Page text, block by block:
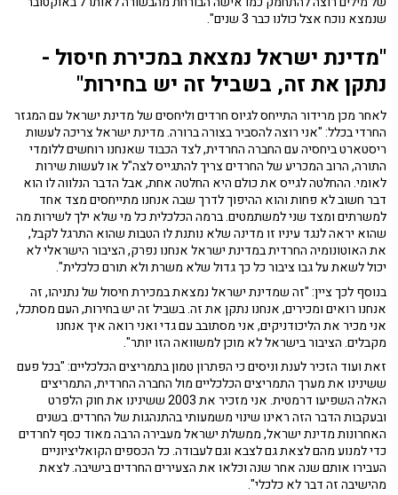
שנמצא נוכח אצל כולנו כבר 3 שנים".
"מדינת ישראל נמצאת במכירת חיסול -
נתקן את זה, בשביל זה יש בחירות"
לאחר מכן מרידור התייחס לגיוס חרדים וליחסים של מדינת ישראל עם המגזר
החרדי בכלל: "אני רוצה להסביר בצורה ברורה. מדינת ישראל צריכה לעשות
ריסטארט ביחסיה עם החברה החרדית, לצד הכבוד שאנחנו רוחשים ללומדי
התורה, הרוב המכריע של החרדים צריך להתגייס לצה"ל או לעשות שירות
לאומי. ההחלטה לגייס את כולם היא החלטה אחת, אבל הדבר הנלווה לו הוא
דבר חשוב לא פחות והוא ההיפוך לדרך שבה אנחנו מתייחסים מצד אחד
למשרתים ומצד שני למשתמטים. ברמה הכלכלית כל מי שלא ילך לשירות מה
שהוא יראה לנגד עיניו זו מדינה שלא נותנת לו הטבות שהוא התרגל לקבל,
את האוטונומיה החרדית במדינת ישראל אנחנו נפרק, הציבור הישראלי לא
יכול לשאת על גבו ציבור כל כך גדול שלא משרת ולא תורם כלכלית".
בנוסף לכך ציין: "זה שמדינת ישראל נמצאת במכירת חיסול של נתניהו, זה
אנחנו רואים ומכירים, אנחנו נתקן את זה. בשביל זה יש בחירות, העם מסתכל,
אני מכיר את הליכודניקים, אני מסתובב עם גדי ואני רואה איך אנחנו
מקבלים. הציבור בישראל לא מוכן למשוואה הזו יותר".
זאת ועוד הזכיר לענת וניסים כי הפתרון טמון בתמריצים הכלכליים: "בכל פעם
ששינינו את מערך התמריצים הכלכליים מול החברה החרדית, התמריצים
האלה השפיעו דרמטית. אני מזכיר את 2003 ששינינו את חוק הלפרט
ובעקבות הדבר הזה ראינו שינוי משמעותי בהתנהגות של החרדים. בשנים
האחרונות מדינת ישראל, ממשלת ישראל מעבירה הרבה מאוד כסף לחרדים
כדי למנוע מהם לצאת גם לצבא וגם לעבודה. כל הכספים הקואליציוניים
העבירו אותם שנה אחר שנה וכלאו את הצעירים החרדים בישיבה. לצאת
מהישיבה זה דבר לא כלכלי".